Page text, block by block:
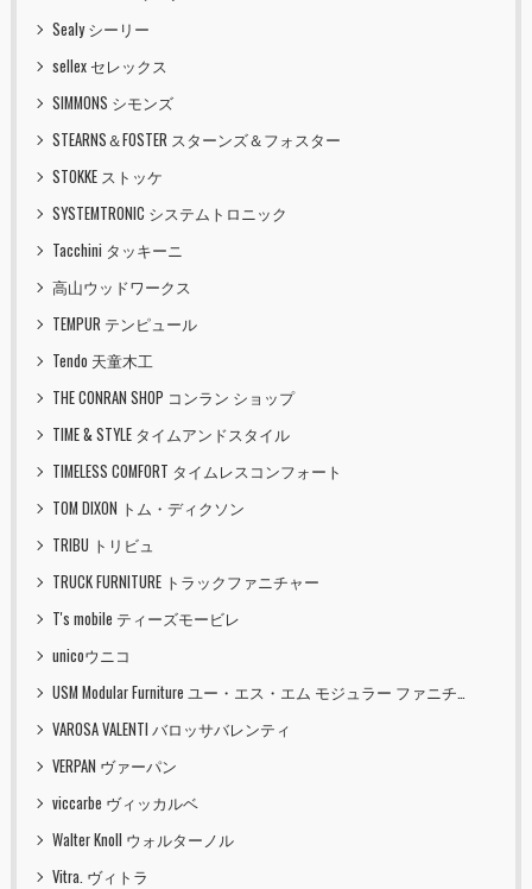
Sealy シーリー
sellex セレックス
SIMMONS シモンズ
STEARNS＆FOSTER スターンズ＆フォスター
STOKKE ストッケ
SYSTEMTRONIC システムトロニック
Tacchini タッキーニ
高山ウッドワークス
TEMPUR テンピュール
Tendo 天童木工
THE CONRAN SHOP コンラン ショップ
TIME & STYLE タイムアンドスタイル
TIMELESS COMFORT タイムレスコンフォート
TOM DIXON トム・ディクソン
TRIBU トリビュ
TRUCK FURNITURE トラックファニチャー
T's mobile ティーズモービレ
unicoウニコ
USM Modular Furniture ユー・エス・エム モジュラー ファニチャー
VAROSA VALENTI バロッサバレンティ
VERPAN ヴァーパン
viccarbe ヴィッカルベ
Walter Knoll ウォルターノル
Vitra. ヴィトラ